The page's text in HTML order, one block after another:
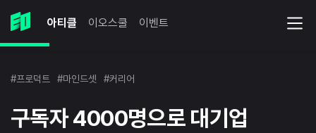
아티클 이오스쿨 이벤트
#프로덕트 #마인드셋 #커리어
구독자 4000명으로 대기업